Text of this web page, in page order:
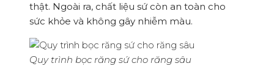
thật. Ngoài ra, chất liệu sứ còn an toàn cho
sức khỏe và không gây nhiễm màu.
Quy trình bọc răng sứ cho răng sâu